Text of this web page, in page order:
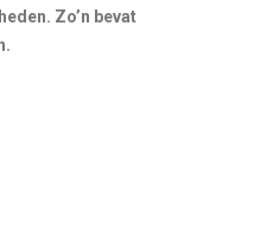
Zo’n bevat